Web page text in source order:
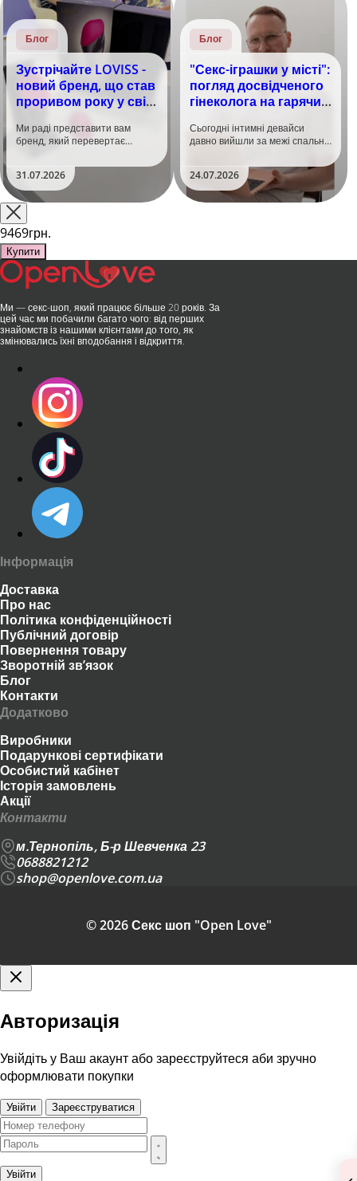
Блог
Зустрічайте LOVISS -
новий бренд, що став
проривом року у світі
Ми раді представити вам
бренд, який перевертає
та вже встиг стати сенсацією
на міжнародній виставці API
Shanghai-2026!​LOVISS - це
поєднання унікальної естетики
та бездога..
31.07.2026
Блог
"Секс-іграшки у місті":
погляд досвідченого
гінеколога на гарячий
Сьогодні інтимні девайси
давно вийшли за межі спальні.
безшумні моторчики та
стильний дизайн перетворили
їх на гаджет, який багато хто
використовує, тестує у
24.07.2026
9469грн.
Купити
Ми — секс-шоп, який працює більше 20 років. За
цей час ми побачили багато чого: від перших
знайомств із нашими клієнтами до того, як
змінювались їхні вподобання і відкриття.
Інформація
Доставка
Про нас
Політика конфіденційності
Публічний договір
Повернення товару
Зворотній зв’язок
Блог
Контакти
Додатково
Виробники
Подарункові сертифікати
Особистий кабінет
Історія замовлень
Акції
Контакти
м.Тернопіль, Б-р Шевченка 23
0688821212
shop@openlove.com.ua
© 2026 Секс шоп "Open Love"
Авторизація
Увійдіть у Ваш акаунт або зареєструйтеся аби зручно
оформлювати покупки
Увійти Зареєструватися
Увійти